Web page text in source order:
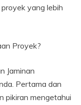
yang lebih
Proyek?
Jaminan
Pertama dan
pikiran mengetahui